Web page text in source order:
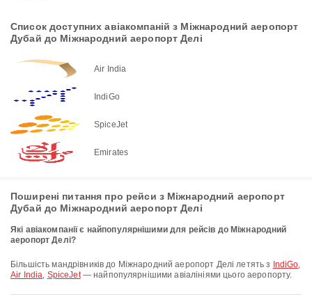
Список доступних авіакомпаній з Міжнародний аеропорт
Дубай до Міжнародний аеропорт Делі
Air India
IndiGo
SpiceJet
Emirates
Поширені питання про рейси з Міжнародний аеропорт
Дубай до Міжнародний аеропорт Делі
Які авіакомпанії є найпопулярнішими для рейсів до Міжнародний
аеропорт Делі?
Більшість мандрівників до Міжнародний аеропорт Делі летять з IndiGo,
Air India, SpiceJet— найпопулярнішими авіалініями цього аеропорту.